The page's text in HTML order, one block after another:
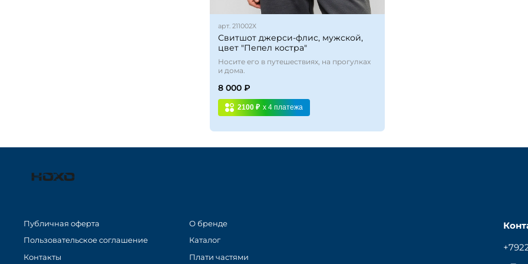
арт. 211002Х
Свитшот джерси-флис, мужской,
цвет "Пепел костра"
Носите его в путешествиях, на прогулках
и дома.
8 000 ₽
2100 ₽ x 4 платежа
Публичная оферта
Пользовательское соглашение
Контакты
О бренде
Каталог
Плати частями